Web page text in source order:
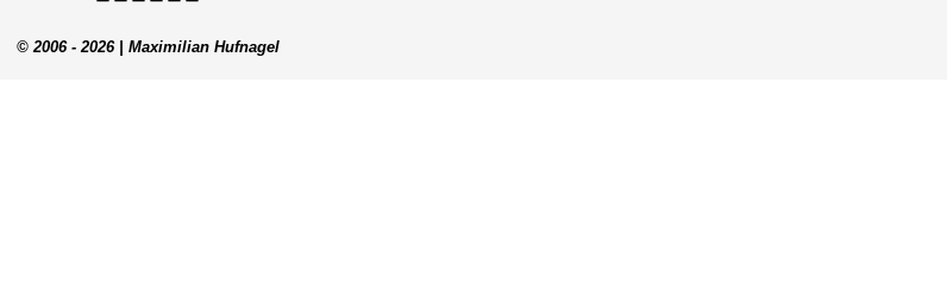
© 2006 - 2026 | Maximilian Hufnagel